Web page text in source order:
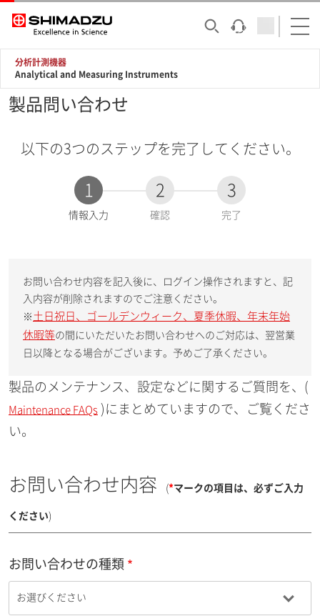
分析計測機器
Analytical and Measuring Instruments
製品問い合わせ
以下の3つのステップを完了してください。
1
現
情報入力
2
確認
3
完了
お問い合わせ内容を記入後に、ログイン操作されますと、記
入内容が削除されますのでご注意ください。
※ 土日祝日、ゴールデンウィーク、夏季休暇、年末年始
休暇等の間にいただいたお問い合わせへのご対応は、翌営業
日以降となる場合がございます。予めご了承ください。
製品のメンテナンス、設定などに関するご質問を、(
Maintenance FAQs )にまとめていますので、ご覧くださ
い。
お問い合わせ内容 (*マークの項目は、必ずご入力
ください)
お問い合わせの種類